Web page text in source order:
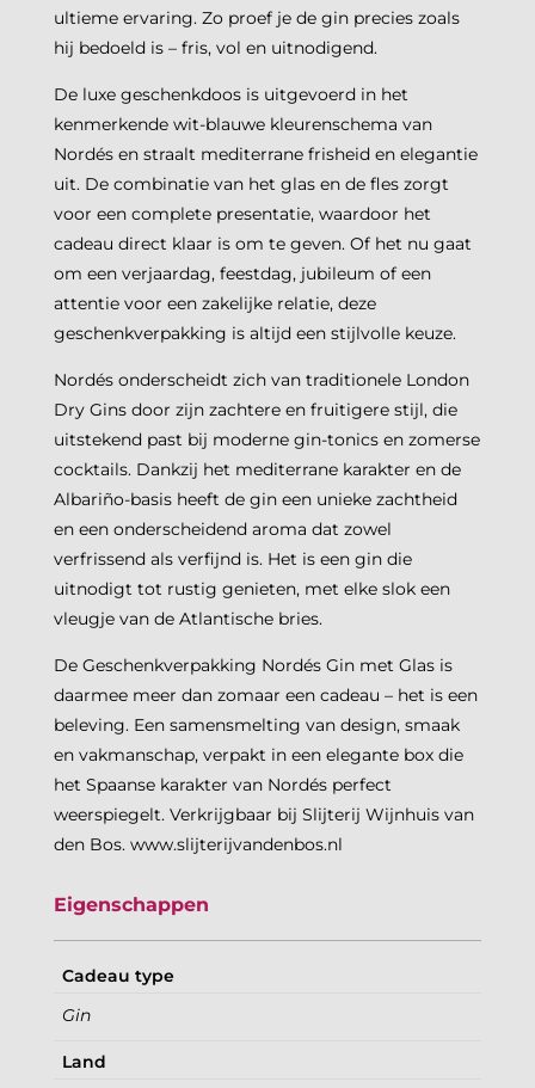
ultieme ervaring. Zo proef je de gin precies zoals
hij bedoeld is – fris, vol en uitnodigend.
De luxe geschenkdoos is uitgevoerd in het
kenmerkende wit-blauwe kleurenschema van
Nordés en straalt mediterrane frisheid en elegantie
uit. De combinatie van het glas en de fles zorgt
voor een complete presentatie, waardoor het
cadeau direct klaar is om te geven. Of het nu gaat
om een verjaardag, feestdag, jubileum of een
attentie voor een zakelijke relatie, deze
geschenkverpakking is altijd een stijlvolle keuze.
Nordés onderscheidt zich van traditionele London
Dry Gins door zijn zachtere en fruitigere stijl, die
uitstekend past bij moderne gin-tonics en zomerse
cocktails. Dankzij het mediterrane karakter en de
Albariño-basis heeft de gin een unieke zachtheid
en een onderscheidend aroma dat zowel
verfrissend als verfijnd is. Het is een gin die
uitnodigt tot rustig genieten, met elke slok een
vleugje van de Atlantische bries.
De Geschenkverpakking Nordés Gin met Glas is
daarmee meer dan zomaar een cadeau – het is een
beleving. Een samensmelting van design, smaak
en vakmanschap, verpakt in een elegante box die
het Spaanse karakter van Nordés perfect
weerspiegelt. Verkrijgbaar bij Slijterij Wijnhuis van
den Bos. www.slijterijvandenbos.nl
Eigenschappen
Cadeau type
Gin
Land